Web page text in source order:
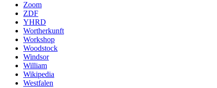
Zoom
ZDF
YHRD
Wortherkunft
Workshop
Woodstock
Windsor
William
Wikipedia
Westfalen